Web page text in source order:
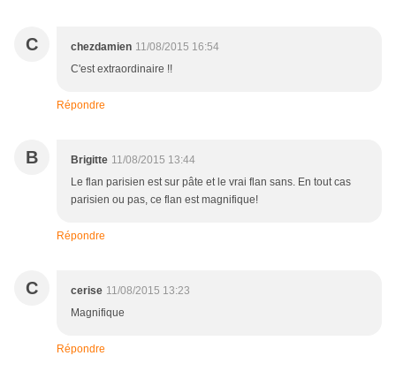
C chezdamien 11/08/2015 16:54
C'est extraordinaire !!
Répondre
B Brigitte 11/08/2015 13:44
Le flan parisien est sur pâte et le vrai flan sans. En tout cas
parisien ou pas, ce flan est magnifique!
Répondre
C cerise 11/08/2015 13:23
Magnifique
Répondre